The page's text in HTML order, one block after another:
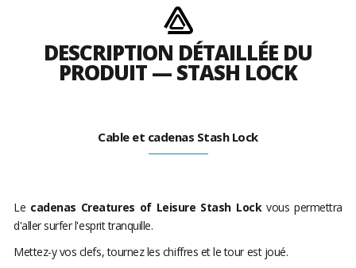
DESCRIPTION DÉTAILLÉE DU
PRODUIT — STASH LOCK
Cable et cadenas Stash Lock
Le cadenas Creatures of Leisure Stash Lockvous permettra
d'aller surfer l'esprit tranquille.
Mettez-y vos clefs, tournez les chiffres et le tour est joué.